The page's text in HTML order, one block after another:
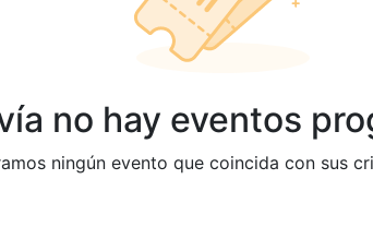
no hay eventos
ningún evento que coincida con sus